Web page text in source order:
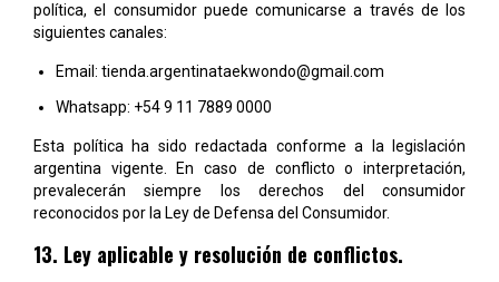
política, el consumidor puede comunicarse a través de los
siguientes canales:
Email: tienda.argentinataekwondo@gmail.com
Whatsapp: +54 9 11 7889 0000
Esta política ha sido redactada conforme a la legislación
argentina vigente. En caso de conflicto o interpretación,
prevalecerán siempre los derechos del consumidor
reconocidos por la Ley de Defensa del Consumidor.
13. Ley aplicable y resolución de conflictos.